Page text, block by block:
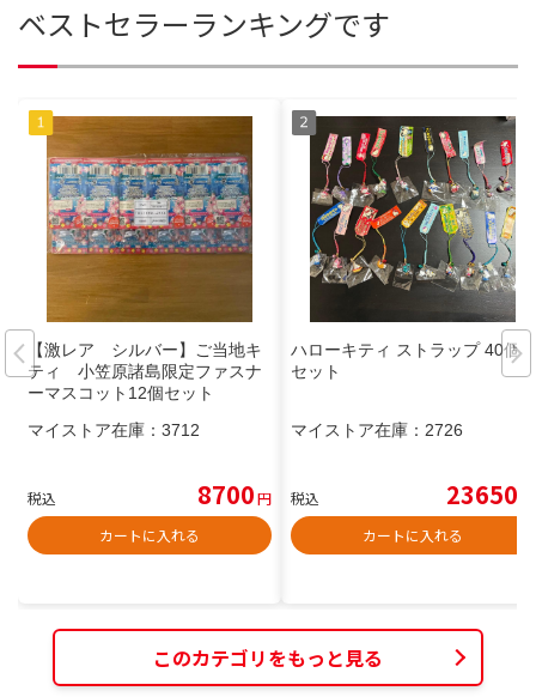
ベストセラーランキングです
【激レア シルバー】ご当地キ
ティ 小笠原諸島限定ファスナ
ーマスコット12個セット
マイストア在庫： 3712
税込 8700円
カートに入れる
ハローキティ ストラップ 40個
セット
マイストア在庫： 2726
税込 23650
カートに入れる
このカテゴリをもっと見る